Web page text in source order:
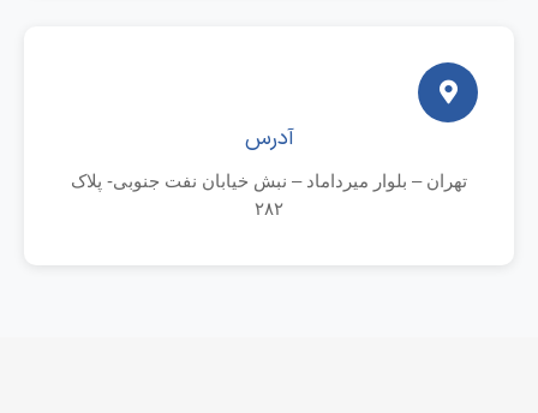
آدرس
تهران – بلوار میرداماد – نبش خیابان نفت جنوبی- پلاک
۲۸۲